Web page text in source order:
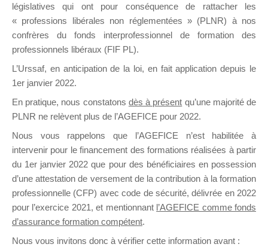
DE
il y a 2 heures
formation. Il accueille également les Conseillers
législatives qui ont pour conséquence de rattacher les
« professions libérales non réglementées » (PLNR) à nos
confrères du fonds interprofessionnel de formation des
professionnels libéraux (FIF PL).
L’Urssaf, en anticipation de la loi, en fait application depuis le
1er janvier 2022.
En pratique, nous constatons dès à présent qu’une majorité de
PLNR ne relèvent plus de l’AGEFICE pour 2022.
Nous vous rappelons que l’AGEFICE n’est habilitée à
intervenir pour le financement des formations réalisées à partir
du 1er janvier 2022 que pour des bénéficiaires en possession
d’une attestation de versement de la contribution à la formation
professionnelle (CFP) avec code de sécurité, délivrée en 2022
pour l’exercice 2021, et mentionnant l’AGEFICE comme fonds
d’assurance formation compétent.
Nous vous invitons donc à vérifier cette information avant :